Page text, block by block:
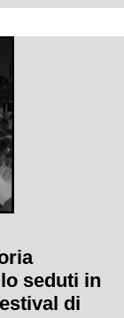
seduti in
di